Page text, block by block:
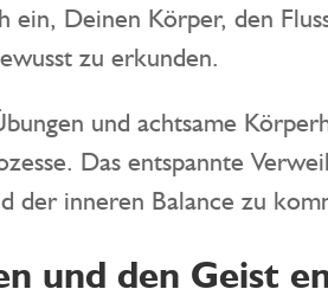
ein, Deinen Körper, den
zu erkunden.
und achtsame
Das entspannte
der inneren Balance zu
und den Geist